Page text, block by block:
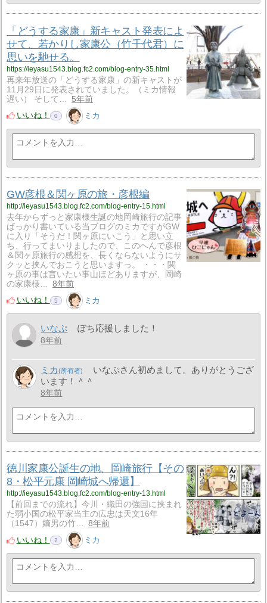
「どうする家康」新キャスト発表によ
せて、若かりし家康公（竹千代君）に
思いを馳せる。
https://ieyasu1543.blog.fc2.com/blog-entry-35.html
再来年放送の「どうする家康」の新キャストが
11月29日に発表されていました。（ミカ情報
遅い） そして…
5年前
いいね！
0 ミカ
GW彦根＆関ヶ原の旅・彦根編
http://ieyasu1543.blog.fc2.com/blog-entry-15.html
去年からずっと家康様生誕の地岡崎旅行の記事
ばっかり書いている当ブログのミカですがGW
に入り「そうだ！関ヶ原にいこう」と思い立
ち、行ってまいりましたので、このへんで彦根
＆関ヶ原旅行の感想を、長くならないようにサ
クッと挟んでおこうと思いますっ。 ・・・関
ヶ原の事は言いたい事山ほどありますが、岡崎
の家康様…
8年前
いいね！
5 ミカ
いなぷ ぽち応援しました！
8年前
ミカ
いなぷさん初めまして。ありがとうござ
います！＾＾
8年前
徳川家康公誕生の地、岡崎旅行【その
8・松平元康 岡崎城へ帰還】
http://ieyasu1543.blog.fc2.com/blog-entry-13.html
【前回までの流れ】今川・織田の強国に挟まれ
た弱小国の松平家当主の広忠は天文16年
（1547）嫡男の竹…
8年前
いいね！
2 ミカ